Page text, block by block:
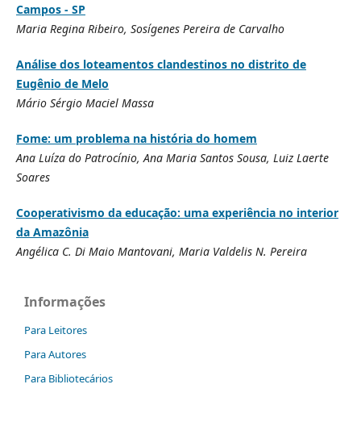
Campos - SP
Maria Regina Ribeiro, Sosígenes Pereira de Carvalho
Análise dos loteamentos clandestinos no distrito de
Eugênio de Melo
Mário Sérgio Maciel Massa
Fome: um problema na história do homem
Ana Luíza do Patrocínio, Ana Maria Santos Sousa, Luiz Laerte
Soares
Cooperativismo da educação: uma experiência no interior
da Amazônia
Angélica C. Di Maio Mantovani, Maria Valdelis N. Pereira
Informações
Para Leitores
Para Autores
Para Bibliotecários